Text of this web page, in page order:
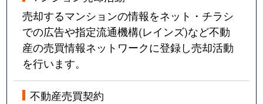
売却するマンションの情報をネット・チラシ
での広告や指定流通機構(レインズ)など不動
産の売買情報ネットワークに登録し売却活動
を行います。
不動産売買契約